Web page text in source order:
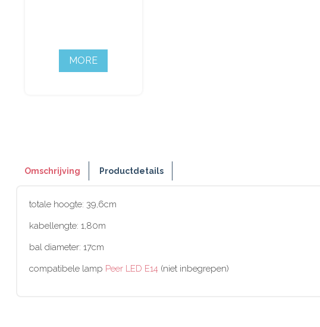
MORE
Omschrijving Productdetails
totale hoogte: 39,6cm
kabellengte: 1,80m
bal diameter: 17cm
compatibele lamp Peer LED E14 (niet inbegrepen)